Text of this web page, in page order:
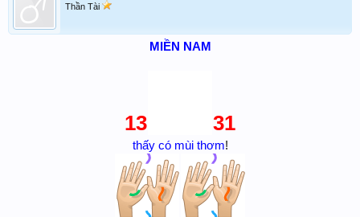
Thần Tài
MIỀN NAM
13 31
thấy có mùi thơm!